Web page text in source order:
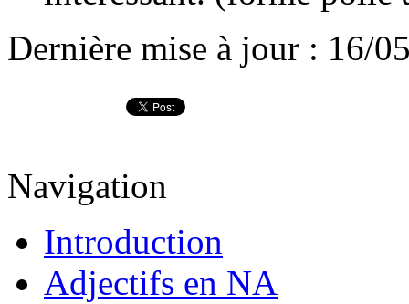
Dernière mise à jour : 16/
Navigation
Introduction
Adjectifs en NA